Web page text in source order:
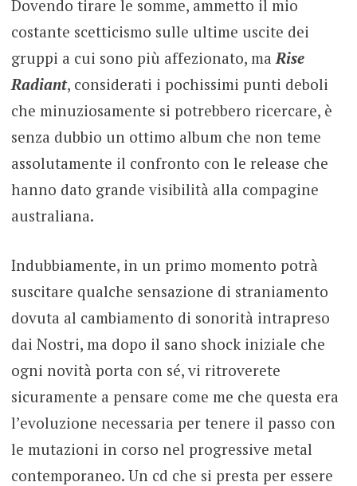
Dovendo tirare le somme, ammetto il mio
costante scetticismo sulle ultime uscite dei
gruppi a cui sono più affezionato, maRise
Radiant, considerati i pochissimi punti deboli
che minuziosamente si potrebbero ricercare, è
senza dubbio un ottimo album che non teme
assolutamente il confronto con le release che
hanno dato grande visibilità alla compagine
australiana.
Indubbiamente, in un primo momento potrà
suscitare qualche sensazione di straniamento
dovuta al cambiamento di sonorità intrapreso
dai Nostri, ma dopo il sano shock iniziale che
ogni novità porta con sé, vi ritroverete
sicuramente a pensare come me che questa era
l’evoluzione necessaria per tenere il passo con
le mutazioni in corso nel progressive metal
contemporaneo. Un cd che si presta per essere